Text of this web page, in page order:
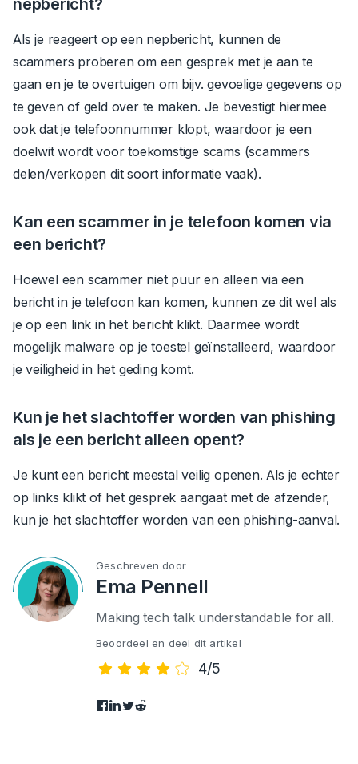
nepbericht?
Als je reageert op een nepbericht, kunnen de
scammers proberen om een gesprek met je aan te
gaan en je te overtuigen om bijv. gevoelige gegevens op
te geven of geld over te maken. Je bevestigt hiermee
ook dat je telefoonnummer klopt, waardoor je een
doelwit wordt voor toekomstige scams (scammers
delen/verkopen dit soort informatie vaak).
Kan een scammer in je telefoon komen via
een bericht?
Hoewel een scammer niet puur en alleen via een
bericht in je telefoon kan komen, kunnen ze dit wel als
je op een link in het bericht klikt. Daarmee wordt
mogelijk malware op je toestel geïnstalleerd, waardoor
je veiligheid in het geding komt.
Kun je het slachtoffer worden van phishing
als je een bericht alleen opent?
Je kunt een bericht meestal veilig openen. Als je echter
op links klikt of het gesprek aangaat met de afzender,
kun je het slachtoffer worden van een phishing-aanval.
Geschreven door
Ema Pennell
Making tech talk understandable for all.
Beoordeel en deel dit artikel
4/5